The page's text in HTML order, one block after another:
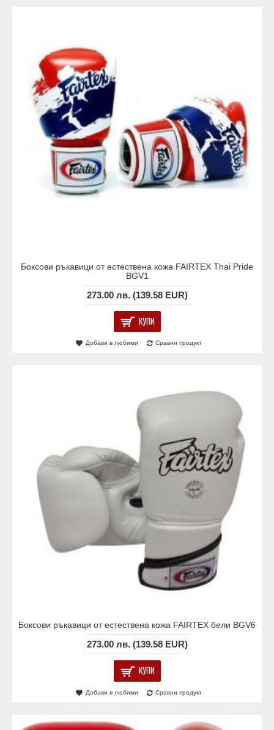
Боксови ръкавици от естествена кожа FAIRTEX Thai Pride
BGV1
273.00 лв. (139.58 EUR)
КУПИ
Добави в любими Сравни продукт
Боксови ръкавици от естествена кожа FAIRTEX бели BGV6
273.00 лв. (139.58 EUR)
КУПИ
Добави в любими Сравни продукт